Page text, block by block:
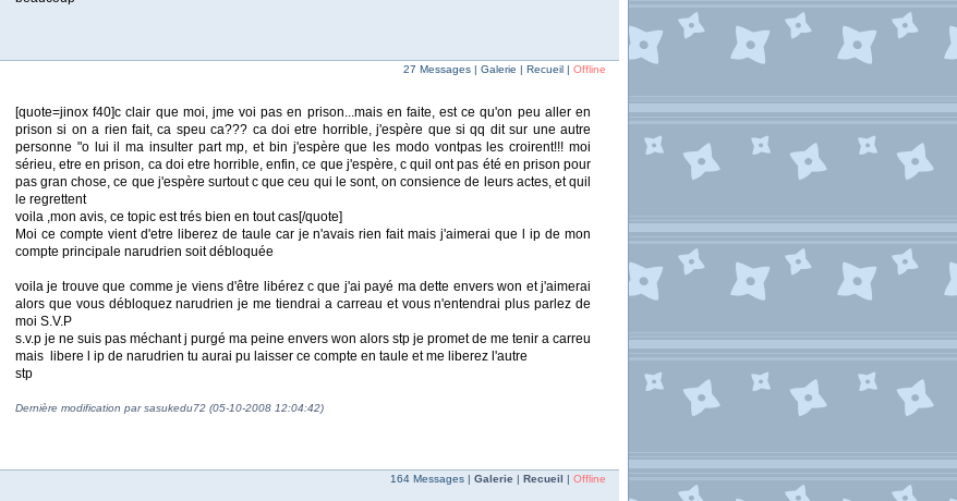
27 Messages | Galerie | Recueil | Offline
[quote=jinox f40]c clair que moi, jme voi pas en prison...mais en faite, est ce qu'on peu aller en
prison si on a rien fait, ca speu ca??? ca doi etre horrible, j'espère que si qq dit sur une autre
personne "o lui il ma insulter part mp, et bin j'espère que les modo vontpas les croirent!!! moi
sérieu, etre en prison, ca doi etre horrible, enfin, ce que j'espère, c quil ont pas été en prison pour
pas gran chose, ce que j'espère surtout c que ceu qui le sont, on consience de leurs actes, et quil
le regrettent
voila ,mon avis, ce topic est trés bien en tout cas[/quote]
Moi ce compte vient d'etre liberez de taule car je n'avais rien fait mais j'aimerai que l ip de mon
compte principale narudrien soit débloquée
voila je trouve que comme je viens d'être libérez c que j'ai payé ma dette envers won et j'aimerai
alors que vous débloquez narudrien je me tiendrai a carreau et vous n'entendrai plus parlez de
moi S.V.P
s.v.p je ne suis pas méchant j purgé ma peine envers won alors stp je promet de me tenir a carreu
mais libere l ip de narudrien tu aurai pu laisser ce compte en taule et me liberez l'autre
stp
Dernière modification par sasukedu72 (05-10-2008 12:04:42)
164 Messages | Galerie | Recueil | Offline